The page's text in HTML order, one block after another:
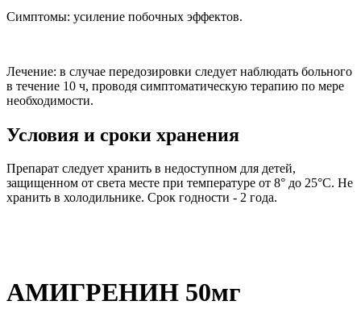
Симптомы: усиление побочных эффектов.
Лечение: в случае передозировки следует наблюдать больного
в течение 10 ч, проводя симптоматическую терапию по мере
необходимости.
Условия и сроки хранения
Препарат следует хранить в недоступном для детей,
защищенном от света месте при температуре от 8° до 25°С. Не
хранить в холодильнике. Срок годности - 2 года.
АМИГРЕНИН 50мг